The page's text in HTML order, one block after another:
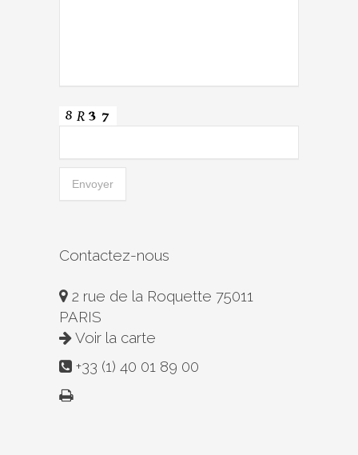
Contactez-nous
2 rue de la Roquette 75011
PARIS
Voir la carte
+33 (1) 40 01 89 00